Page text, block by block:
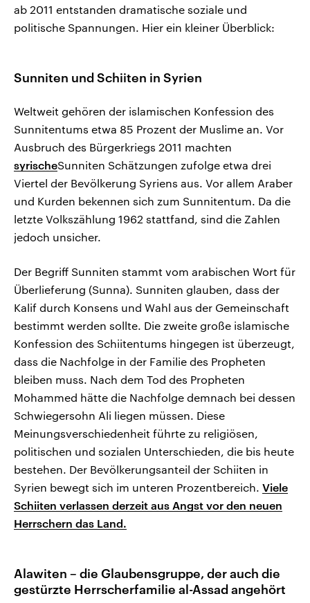
ab 2011 entstanden dramatische soziale und
politische Spannungen. Hier ein kleiner Überblick:
Sunniten und Schiiten in Syrien
Weltweit gehören der islamischen Konfession des
Sunnitentums etwa 85 Prozent der Muslime an. Vor
Ausbruch des Bürgerkriegs 2011 machten
syrischeSunniten Schätzungen zufolge etwa drei
Viertel der Bevölkerung Syriens aus. Vor allem Araber
und Kurden bekennen sich zum Sunnitentum. Da die
letzte Volkszählung 1962 stattfand, sind die Zahlen
jedoch unsicher.
Der Begriff Sunniten stammt vom arabischen Wort für
Überlieferung (Sunna). Sunniten glauben, dass der
Kalif durch Konsens und Wahl aus der Gemeinschaft
bestimmt werden sollte. Die zweite große islamische
Konfession des Schiitentums hingegen ist überzeugt,
dass die Nachfolge in der Familie des Propheten
bleiben muss. Nach dem Tod des Propheten
Mohammed hätte die Nachfolge demnach bei dessen
Schwiegersohn Ali liegen müssen. Diese
Meinungsverschiedenheit führte zu religiösen,
politischen und sozialen Unterschieden, die bis heute
bestehen. Der Bevölkerungsanteil der Schiiten in
Syrien bewegt sich im unteren Prozentbereich. Viele
Schiiten verlassen derzeit aus Angst vor den neuen
Herrschern das Land.
Alawiten – die Glaubensgruppe, der auch die
gestürzte Herrscherfamilie al-Assad angehört